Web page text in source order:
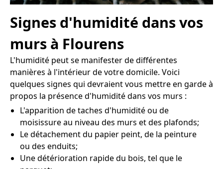
Signes d'humidité dans vos
murs à Flourens
L'humidité peut se manifester de différentes
manières à l'intérieur de votre domicile. Voici
quelques signes qui devraient vous mettre en garde à
propos la présence d'humidité dans vos murs :
L'apparition de taches d'humidité ou de
moisissure au niveau des murs et des plafonds;
Le détachement du papier peint, de la peinture
ou des enduits;
Une détérioration rapide du bois, tel que le